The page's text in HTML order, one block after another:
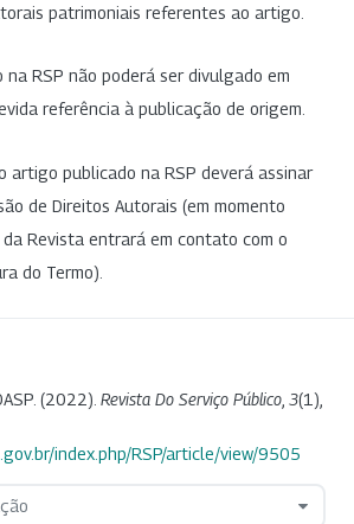
patrimoniais referentes ao artigo.
RSP não poderá ser divulgado em
referência à publicação de origem.
artigo publicado na RSP deverá assinar
de Direitos Autorais (em momento
Revista entrará em contato com o
do Termo).
(2022). Revista Do Serviço Público 3(1),
index.php/RSP/article/view/9505